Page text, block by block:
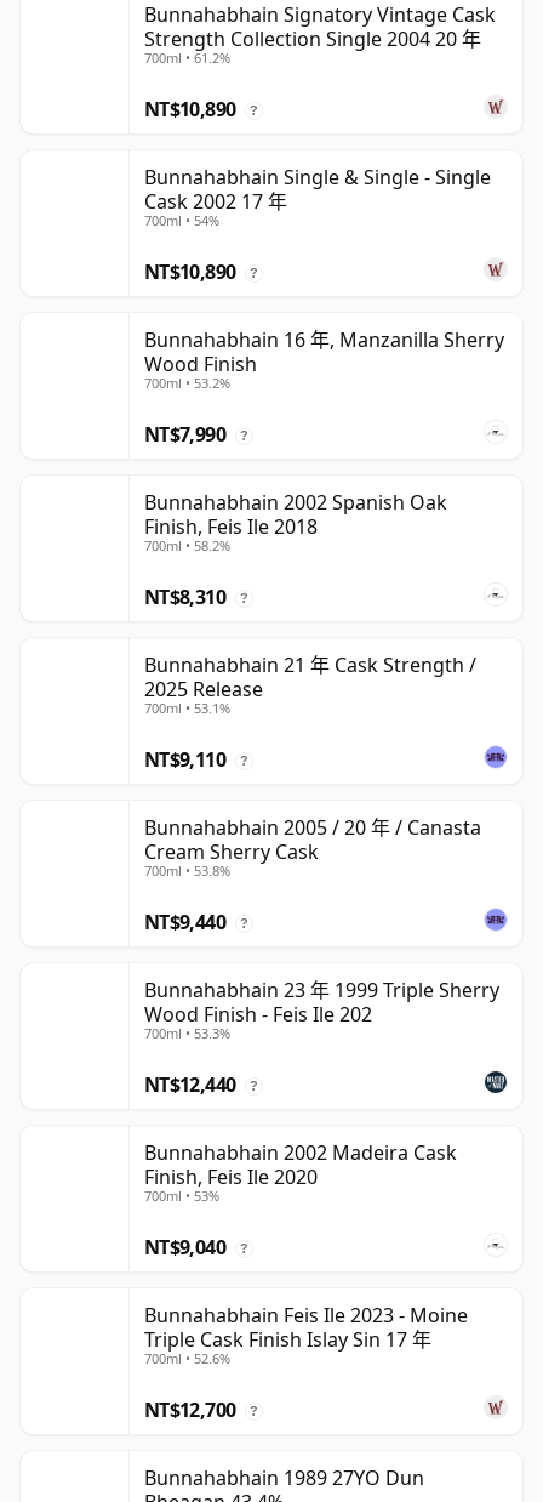
Bunnahabhain Signatory Vintage Cask
Strength Collection Single 2004 20 年
700ml • 61.2%
NT$10,890 ?
Bunnahabhain Single & Single - Single
Cask 2002 17 年
700ml • 54%
NT$10,890 ?
Bunnahabhain 16 年, Manzanilla Sherry
Wood Finish
700ml • 53.2%
NT$7,990 ?
Bunnahabhain 2002 Spanish Oak
Finish, Feis Ile 2018
700ml • 58.2%
NT$8,310 ?
Bunnahabhain 21 年 Cask Strength /
2025 Release
700ml • 53.1%
NT$9,110 ?
Bunnahabhain 2005 / 20 年 / Canasta
Cream Sherry Cask
700ml • 53.8%
NT$9,440 ?
Bunnahabhain 23 年 1999 Triple Sherry
Wood Finish - Feis Ile 202
700ml • 53.3%
NT$12,440 ?
Bunnahabhain 2002 Madeira Cask
Finish, Feis Ile 2020
700ml • 53%
NT$9,040 ?
Bunnahabhain Feis Ile 2023 - Moine
Triple Cask Finish Islay Sin 17 年
700ml • 52.6%
NT$12,700 ?
Bunnahabhain 1989 27YO Dun